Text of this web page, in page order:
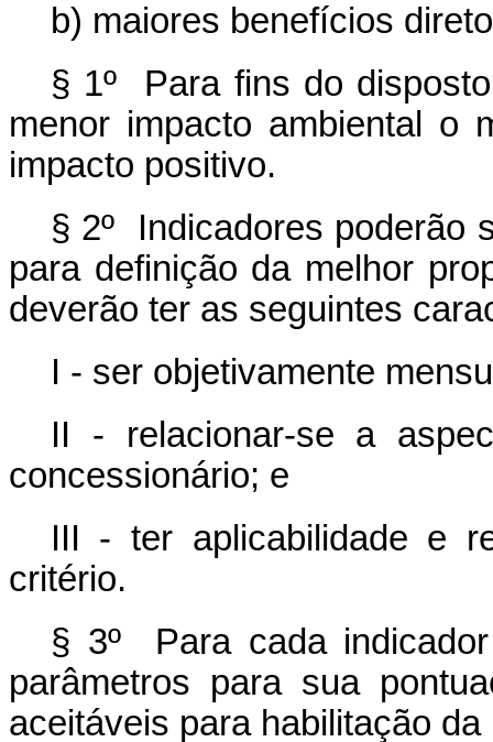
b) maiores benefícios
§ 1º Para fins do
menor impacto ambiental o
impacto positivo.
§ 2º Indicadores poderão
para definição da melhor
deverão ter as seguintes
I - ser objetivamente
II - relacionar-se a
concessionário; e
III - ter aplicabilidade e
critério.
§ 3º Para cada
parâmetros para sua
aceitáveis para habilitação da